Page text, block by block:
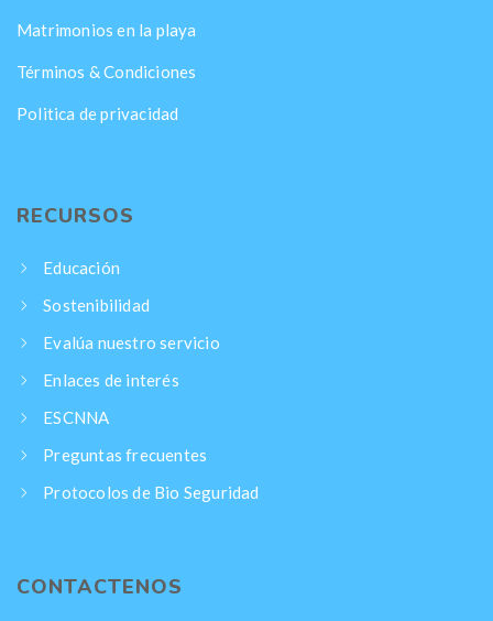
Matrimonios en la playa
Términos & Condiciones
Politica de privacidad
RECURSOS
Educación
Sostenibilidad
Evalúa nuestro servicio
Enlaces de interés
ESCNNA
Preguntas frecuentes
Protocolos de Bio Seguridad
CONTACTENOS